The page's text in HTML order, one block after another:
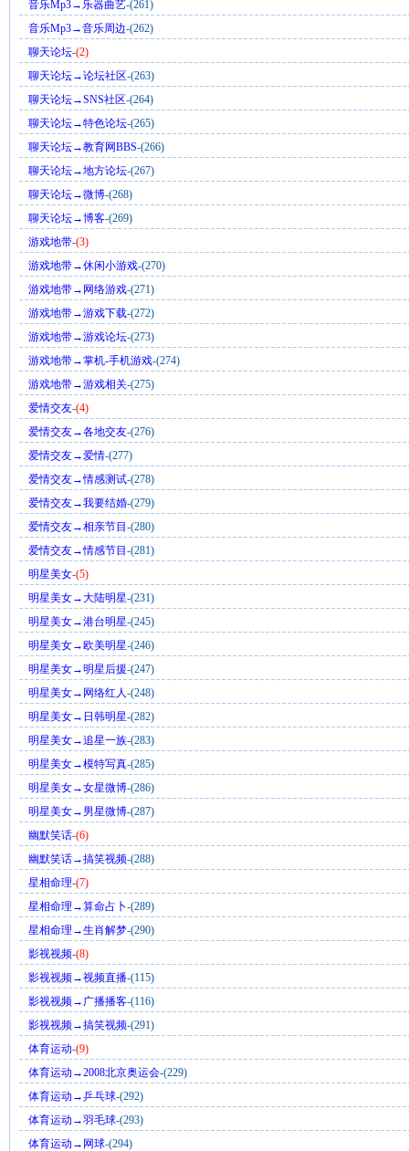
音乐Mp3→乐器曲艺-(261)
音乐Mp3→音乐周边-(262)
聊天论坛-(2)
聊天论坛→论坛社区-(263)
聊天论坛→SNS社区-(264)
聊天论坛→特色论坛-(265)
聊天论坛→教育网BBS-(266)
聊天论坛→地方论坛-(267)
聊天论坛→微博-(268)
聊天论坛→博客-(269)
游戏地带-(3)
游戏地带→休闲小游戏-(270)
游戏地带→网络游戏-(271)
游戏地带→游戏下载-(272)
游戏地带→游戏论坛-(273)
游戏地带→掌机-手机游戏-(274)
游戏地带→游戏相关-(275)
爱情交友-(4)
爱情交友→各地交友-(276)
爱情交友→爱情-(277)
爱情交友→情感测试-(278)
爱情交友→我要结婚-(279)
爱情交友→相亲节目 -(280)
爱情交友→情感节目 -(281)
明星美女-(5)
明星美女→大陆明星-(231)
明星美女→港台明星-(245)
明星美女→欧美明星-(246)
明星美女→明星后援-(247)
明星美女→网络红人-(248)
明星美女→日韩明星-(282)
明星美女→追星一族-(283)
明星美女→模特写真-(285)
明星美女→女星微博-(286)
明星美女→男星微博-(287)
幽默笑话-(6)
幽默笑话→搞笑视频-(288)
星相命理-(7)
星相命理→算命占卜-(289)
星相命理→生肖解梦-(290)
影视视频-(8)
影视视频→视频直播-(115)
影视视频→广播播客-(116)
影视视频→搞笑视频-(291)
体育运动-(9)
体育运动→2008北京奥运会-(229)
体育运动→乒乓球-(292)
体育运动→羽毛球-(293)
体育运动→网球-(294)